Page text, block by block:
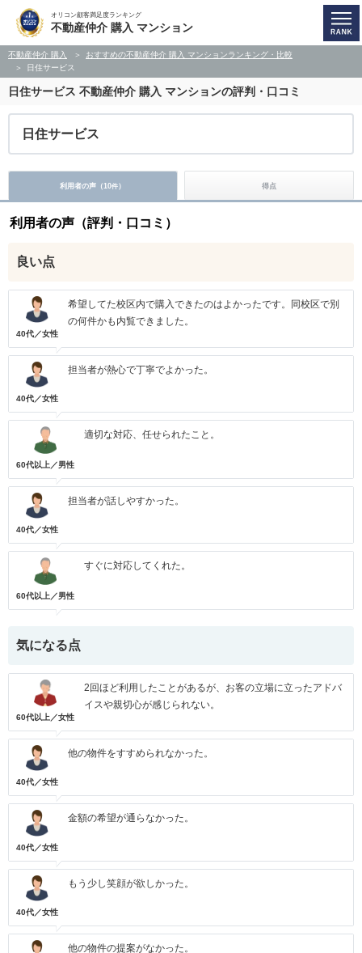
オリコン顧客満足度ランキング
不動産仲介 購入 マンション
不動産仲介 購入
おすすめの不動産仲介 購入 マンションランキング・比較
日住サービス
日住サービス 不動産仲介 購入 マンションの評判・口コミ
日住サービス
利用者の声（10件） 得点
利用者の声（評判・口コミ）
良い点
40代／女性
希望してた校区内で購入できたのはよかったです。同校区で別
の何件かも内覧できました。
40代／女性
担当者が熱心で丁寧でよかった。
60代以上／男性
適切な対応、任せられたこと。
40代／女性
担当者が話しやすかった。
60代以上／男性
すぐに対応してくれた。
気になる点
60代以上／女性
2回ほど利用したことがあるが、お客の立場に立ったアドバ
イスや親切心が感じられない。
40代／女性
他の物件をすすめられなかった。
40代／女性
金額の希望が通らなかった。
40代／女性
もう少し笑顔が欲しかった。
他の物件の提案がなかった。